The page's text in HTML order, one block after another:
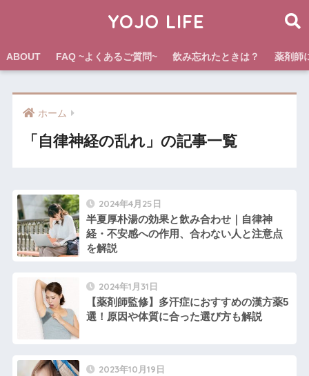
YOJO LIFE
ABOUT FAQ ~よくあるご質問~ 飲み忘れたときは？ 薬剤師
ホーム
「自律神経の乱れ」の記事一覧
2024年4月25日
半夏厚朴湯の効果と飲み合わせ｜自律神
経・不安感への作用、合わない人と注意点
を解説
2024年1月31日
【薬剤師監修】多汗症におすすめの漢方薬5
選！原因や体質に合った選び方も解説
2023年10月19日